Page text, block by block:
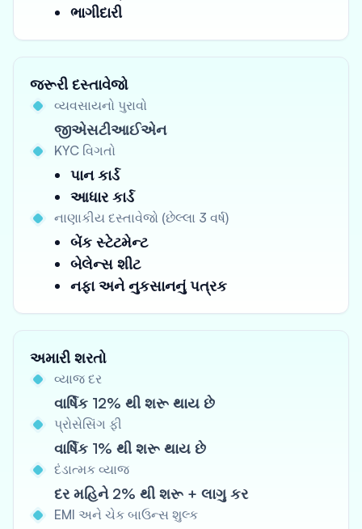
ભાગીદારી
જરૂરી દસ્તાવેજો
વ્યવસાયનો પુરાવો
જીએસટીઆઈએન
KYC વિગતો
પાન કાર્ડ
આધાર કાર્ડ
નાણાકીય દસ્તાવેજો (છેલ્લા 3 વર્ષ)
બેંક સ્ટેટમેન્ટ
બેલેન્સ શીટ
નફા અને નુકસાનનું પત્રક
અમારી શરતો
વ્યાજ દર
વાર્ષિક 12% થી શરૂ થાય છે
પ્રોસેસિંગ ફી
વાર્ષિક 1% થી શરૂ થાય છે
દંડાત્મક વ્યાજ
દર મહિને 2% થી શરૂ + લાગુ કર
EMI અને ચેક બાઉન્સ શુલ્ક